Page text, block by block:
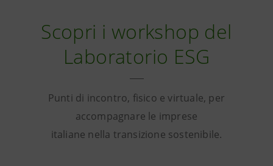
Scopri i workshop del
Laboratorio ESG
Punti di incontro, fisico e virtuale, per
accompagnare le imprese
italiane nella transizione sostenibile.